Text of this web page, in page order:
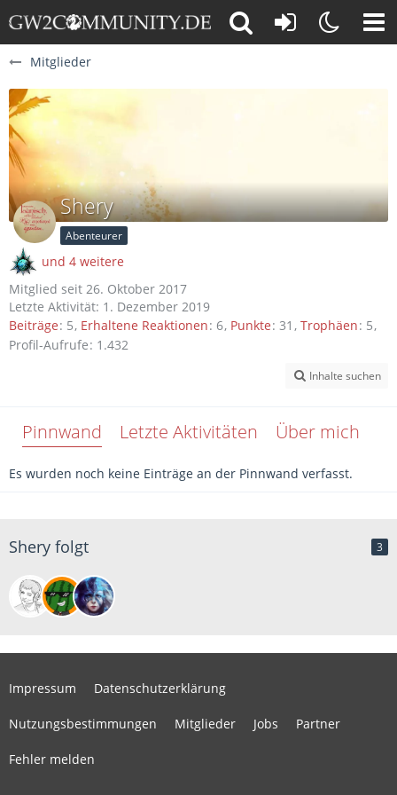
Mitglieder
Shery
Abenteurer
und 4 weitere
Mitglied seit 26. Oktober 2017
Letzte Aktivität: 1. Dezember 2019
Beiträge 5 Erhaltene Reaktionen 6 Punkte 31 Trophäen 5
Profil-Aufrufe 1.432
Inhalte suchen
Pinnwand Letzte Aktivitäten Über mich
Es wurden noch keine Einträge an der Pinnwand verfasst.
Shery folgt 3
Impressum Datenschutzerklärung
Nutzungsbestimmungen Mitglieder Jobs Partner
Fehler melden